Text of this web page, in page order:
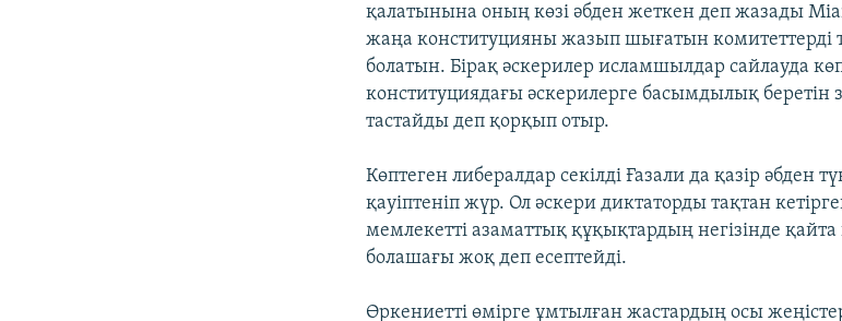
қалатынына оның көзі әбден жеткен деп жазады
жаңа конституцияны жазып шығатын комитеттерді
болатын. Бірақ әскерилер исламшылдар сайлауда
конституциядағы әскерилерге басымдылық беретін
тастайды деп қорқып отыр.
Көптеген либералдар секілді Ғазали да қазір әбден
қауіптеніп жүр. Ол әскери диктаторды тақтан
мемлекетті азаматтық құқықтардың негізінде
болашағы жоқ деп есептейді.
Өркениетті өмірге ұмтылған жастардың осы